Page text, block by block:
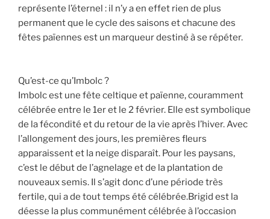
représente l’éternel : il n’y a en effet rien de plus
permanent que le cycle des saisons et chacune des
fêtes païennes est un marqueur destiné à se répéter.
Qu’est-ce qu’Imbolc ?
Imbolc est une fête celtique et païenne, couramment
célébrée entre le 1er et le 2 février. Elle est symbolique
de la fécondité et du retour de la vie après l’hiver. Avec
l’allongement des jours, les premières fleurs
apparaissent et la neige disparaît. Pour les paysans,
c’est le début de l’agnelage et de la plantation de
nouveaux semis. Il s’agit donc d’une période très
fertile, qui a de tout temps été célébrée.Brigid est la
déesse la plus communément célébrée à l’occasion